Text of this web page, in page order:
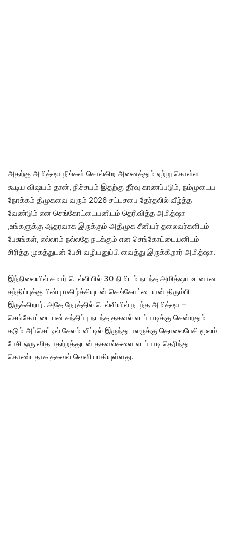
அதற்கு அமித்ஷா நீங்கள் சொல்கிற அனைத்தும் ஏற்று கொள்ள
கூடிய விஷயம் தான், நிச்சயம் இதற்கு தீர்வு காணப்படும், நம்முடைய
நோக்கம் திமுகவை வரும் 2026 சட்டசபை தேர்தலில் வீழ்த்த
வேண்டும் என செங்கோட்டையனிடம் தெரிவித்த அமித்ஷா
,உங்களுக்கு ஆதரவாக இருக்கும் அதிமுக சீனியர் தலைவர்களிடம்
பேசுங்கள், எல்லாம் நல்லதே நடக்கும் என செங்கோட்டையனிடம்
சிரித்த முகத்துடன் பேசி வழியனுப்பி வைத்து இருக்கிறார் அமித்ஷா.
இந்நிலையில் சுமார் டெல்லியில் 30 நிமிடம் நடந்த அமித்ஷா உடனான
சந்திப்புக்கு பின்பு மகிழ்ச்சியுடன் செங்கோட்டையன் திரும்பி
இருக்கிறார். அதே நேரத்தில் டெல்லியில் நடந்த அமித்ஷா –
செங்கோட்டையன் சந்திப்பு நடந்த தகவல் எடப்பாடிக்கு சென்றதும்
கடும் அப்செட்டில் சேலம் வீட்டில் இருந்து பலருக்கு தொலைபேசி மூலம்
பேசி ஒரு வித பதற்றத்துடன் தகவல்களை எடப்பாடி தெரிந்து
கொண்டதாக தகவல் வெளியாகியுள்ளது.